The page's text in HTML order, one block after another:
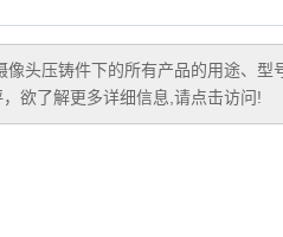
像头压铸件下的所有产品的用途、型
欲了解更多详细信息,请点击访问!